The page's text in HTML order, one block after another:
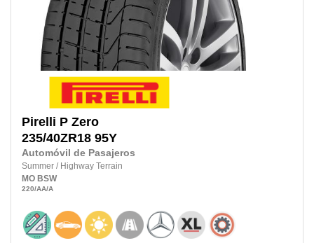
Pirelli P Zero
235/40ZR18 95Y
Automóvil de Pasajeros
Summer / Highway Terrain
MO BSW
220/AA/A